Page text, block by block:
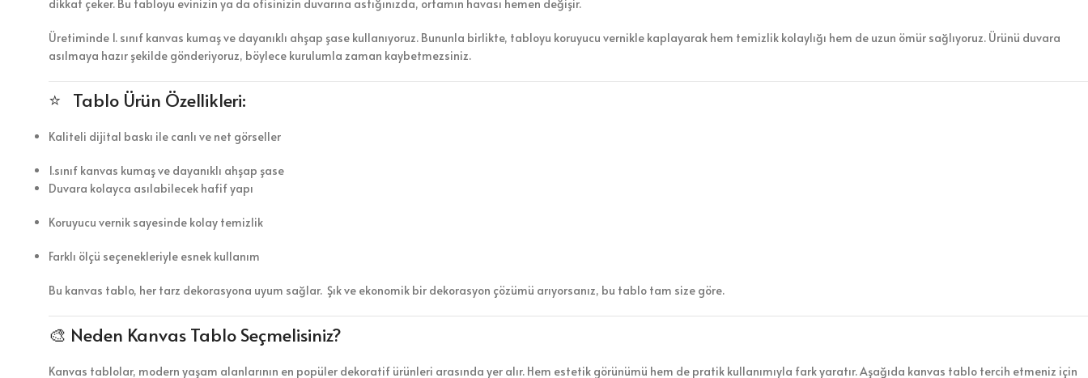
dikkat çeker. Bu tabloyu evinizin ya da ofisinizin duvarına astığınızda, ortamın havası hemen değişir.
Üretiminde 1. sınıf kanvas kumaş ve dayanıklı ahşap şase kullanıyoruz. Bununla birlikte, tabloyu koruyucu vernikle kaplayarak hem temizlik kolaylığı hem de uzun ömür sağlıyoruz. Ürünü duvara
asılmaya hazır şekilde gönderiyoruz, böylece kurulumla zaman kaybetmezsiniz.
⭐ Tablo Ürün Özellikleri:
Kaliteli dijital baskı ile canlı ve net görseller
1.sınıf kanvas kumaş ve dayanıklı ahşap şase
Duvara kolayca asılabilecek hafif yapı
Koruyucu vernik sayesinde kolay temizlik
Farklı ölçü seçenekleriyle esnek kullanım
Bu kanvas tablo, her tarz dekorasyona uyum sağlar. Şık ve ekonomik bir dekorasyon çözümü arıyorsanız, bu tablo tam size göre.
🎨 Neden Kanvas Tablo Seçmelisiniz?
Kanvas tablolar, modern yaşam alanlarının en popüler dekoratif ürünleri arasında yer alır. Hem estetik görünümü hem de pratik kullanımıyla fark yaratır. Aşağıda kanvas tablo tercih etmeniz için